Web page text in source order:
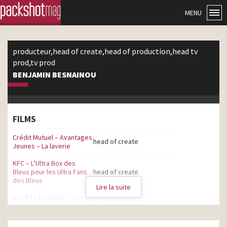
MENU
producteur,head of create,head of production,head tv
prod,tv prod
BENJAMIN BESNAINOU
FILMS
Crédit Mutuel – Avantages
Jeunes – La laverie
head of create
KFC – L’Ultra Box des
Bleus pour les Ultra Fans
des Bleus
head of create
AG2R La Mondiale – J’ai
signé pour ça
Crédit Mutuel – Fini les oui
Lire la suite